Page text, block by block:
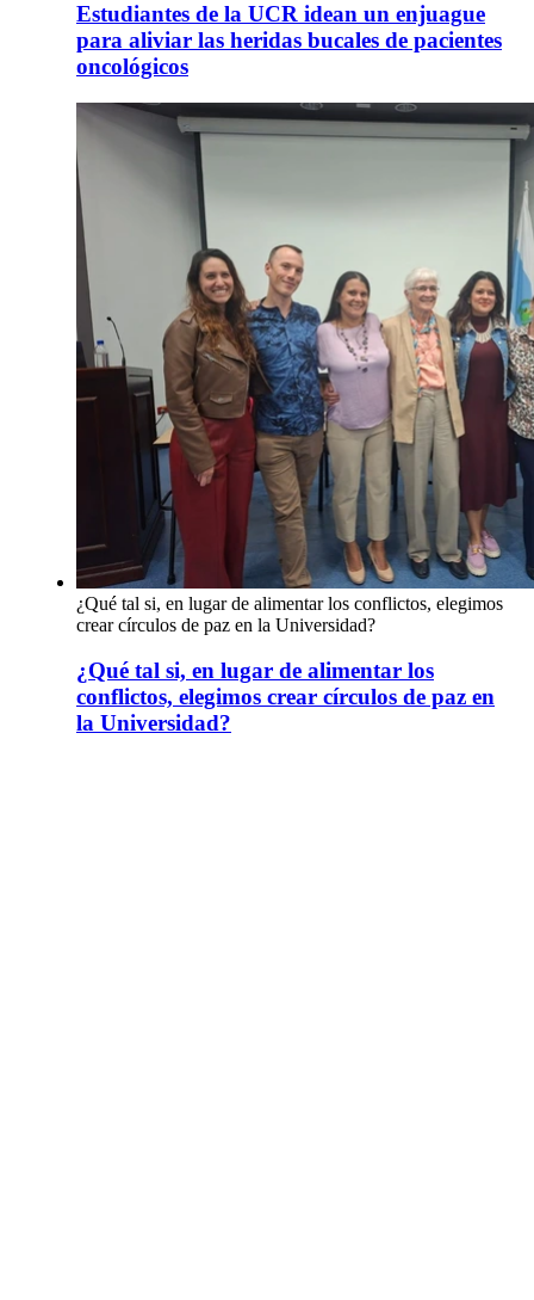
Estudiantes de la UCR idean un enjuague
para aliviar las heridas bucales de pacientes
oncológicos
¿Qué tal si, en lugar de alimentar los conflictos, elegimos
crear círculos de paz en la Universidad?
¿Qué tal si, en lugar de alimentar los
conflictos, elegimos crear círculos de paz en
la Universidad?